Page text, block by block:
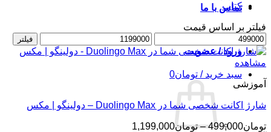
تماس با ما
ورود / عضویت
سبد خرید / تومان0
کتاب
فیلتر بر اساس قیمت
حداقل
قیمت
حداکثر
قیمت
فیلتر
مشاهده
آموزشی
شارژ اکانت شخصی شما در Duolingo Max – دولینگو | مکس
تومان499,000
– تومان1,199,000